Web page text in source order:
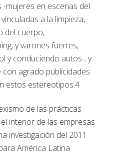
-mujeres en escenas del
a la limpieza,
del cuerpo,
y varones fuertes,
y conduciendo autos-; y
con agrado publicidades
estos estereotipos.4
de las prácticas
interior de las empresas
investigación del 2011
América Latina